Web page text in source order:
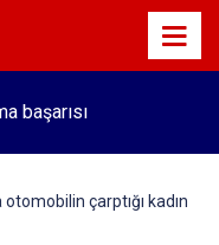
başarısı
otomobilin çarptığı kadın